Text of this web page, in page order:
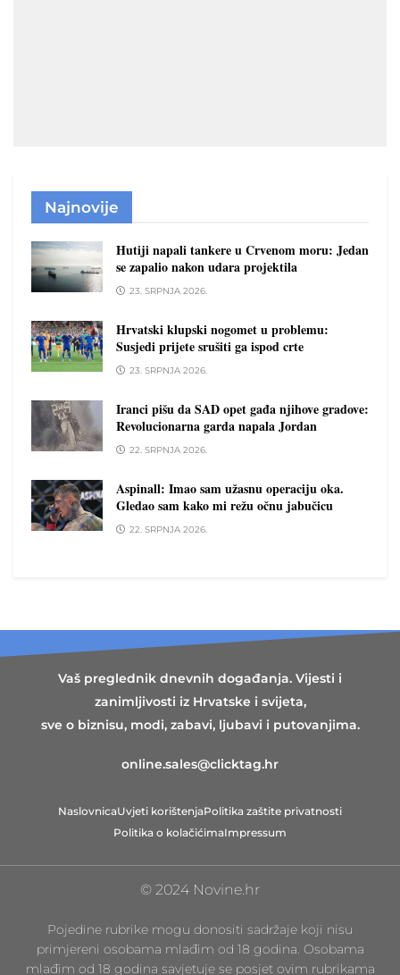
Najnovije
Hutiji napali tankere u Crvenom moru: Jedan
se zapalio nakon udara projektila
23. SRPNJA 2026.
Hrvatski klupski nogomet u problemu:
Susjedi prijete srušiti ga ispod crte
23. SRPNJA 2026.
Iranci pišu da SAD opet gađa njihove gradove:
Revolucionarna garda napala Jordan
22. SRPNJA 2026.
Aspinall: Imao sam užasnu operaciju oka.
Gledao sam kako mi režu očnu jabučicu
22. SRPNJA 2026.
Vaš preglednik dnevnih događanja. Vijesti i
zanimljivosti iz Hrvatske i svijeta,
sve o biznisu, modi, zabavi, ljubavi i putovanjima.
online.sales@clicktag.hr
NaslovnicaUvjeti korištenjaPolitika zaštite privatnosti
Politika o kolačićimaImpressum
© 2024 Novine.hr
Pojedine rubrike mogu donositi sadržaje koji nisu
primjereni osobama mlađim od 18 godina. Osobama
mlađim od 18 godina savjetuje se posjet ovim rubrikama